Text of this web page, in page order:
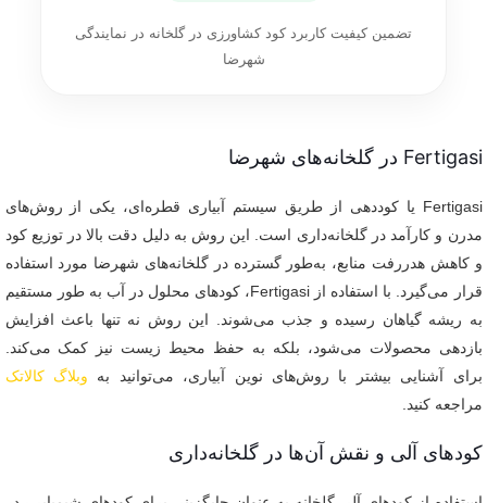
تضمین کیفیت کاربرد کود کشاورزی در گلخانه در نمایندگی
شهرضا
Fertigasi در گلخانه‌های شهرضا
Fertigasi یا کوددهی از طریق سیستم آبیاری قطره‌ای، یکی از روش‌های
مدرن و کارآمد در گلخانه‌داری است. این روش به دلیل دقت بالا در توزیع کود
و کاهش هدررفت منابع، به‌طور گسترده در گلخانه‌های شهرضا مورد استفاده
قرار می‌گیرد. با استفاده از Fertigasi، کودهای محلول در آب به طور مستقیم
به ریشه گیاهان رسیده و جذب می‌شوند. این روش نه تنها باعث افزایش
بازدهی محصولات می‌شود، بلکه به حفظ محیط زیست نیز کمک می‌کند.
برای آشنایی بیشتر با روش‌های نوین آبیاری، می‌توانید به وبلاگ کالاتک
مراجعه کنید.
کودهای آلی و نقش آن‌ها در گلخانه‌داری